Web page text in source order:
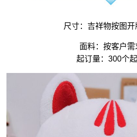
尺寸： 吉祥物按图开
面料：按客户需
起订量：300个